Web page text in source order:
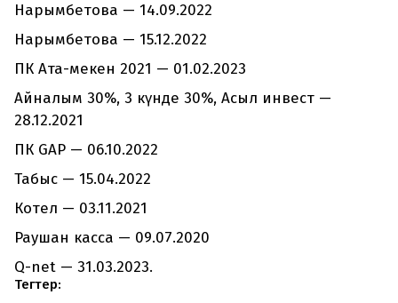
Нарымбетова — 14.09.2022
Нарымбетова — 15.12.2022
ПК Ата-мекен 2021 — 01.02.2023
Айналым 30%, 3 күнде 30%, Асыл инвест —
28.12.2021
ПК GAP — 06.10.2022
Табыс — 15.04.2022
Котел — 03.11.2021
Раушан касса — 09.07.2020
Q-net — 31.03.2023.
Тегтер: